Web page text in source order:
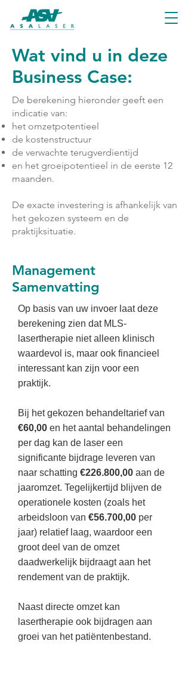
Wat vind u in deze
Business Case:
De berekening hieronder geeft een
indicatie van:
het omzetpotentieel
de kostenstructuur
de verwachte terugverdientijd
en het groeipotentieel in de eerste 12
maanden.
De exacte investering is afhankelijk van
het gekozen systeem en de
praktijksituatie.
Management
Samenvatting
Op basis van uw invoer laat deze
berekening zien dat MLS-
lasertherapie niet alleen klinisch
waardevol is, maar ook financieel
interessant kan zijn voor een
praktijk.
Bij het gekozen behandeltarief van
€60,00 en het aantal behandelingen
per dag kan de laser een
significante bijdrage leveren van
naar schatting €226.800,00 aan de
jaaromzet. Tegelijkertijd blijven de
operationele kosten (zoals het
arbeidsloon van €56.700,00 per
jaar) relatief laag, waardoor een
groot deel van de omzet
daadwerkelijk bijdraagt aan het
rendement van de praktijk.
Naast directe omzet kan
lasertherapie ook bijdragen aan
groei van het patiëntenbestand.